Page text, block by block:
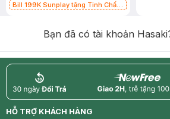
Bill 199K Sunplay tặng Tinh Chất
Bạn đã có tài khoản
return nowfree
HỖ TRỢ KHÁCH HÀNG